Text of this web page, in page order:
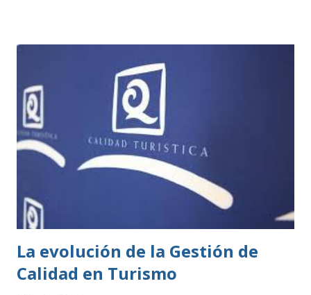
responsable y la documentación necesaria, que te indicarán
en la correspondiente sede electrónica. Para ambos casos,
todo el trámite se puede hacer online a través de las
diferentes sedes electrónicas de cada ayuntamiento. LISTA
DE ACTIVIDADES CLASIFICADAS A los efectos previstos
en el artículo 2.1.a) y 4 de la Ley 7/2011, de 5 de abril, de
actividades clasificadas y espectáculos públicos y otras
medidas administrativas complementa...
La evolución de la Gestión de
Calidad en Turismo